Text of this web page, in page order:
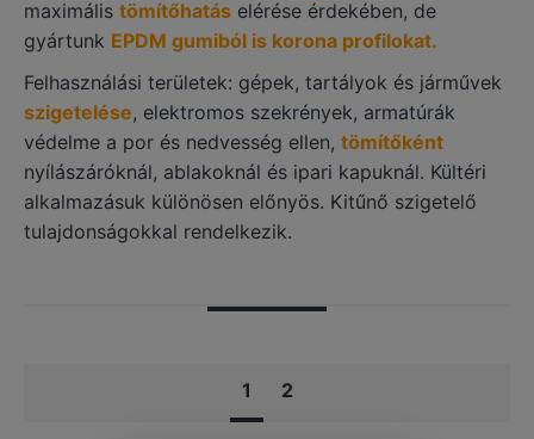
maximális tömítőhatás elérése érdekében, de
gyártunk EPDM gumiból is korona profilokat.
Felhasználási területek: gépek, tartályok és járművek
szigetelése, elektromos szekrények, armatúrák
védelme a por és nedvesség ellen, tömítőként
nyílászáróknál, ablakoknál és ipari kapuknál. Kültéri
alkalmazásuk különösen előnyös. Kitűnő szigetelő
tulajdonságokkal rendelkezik.
1 2